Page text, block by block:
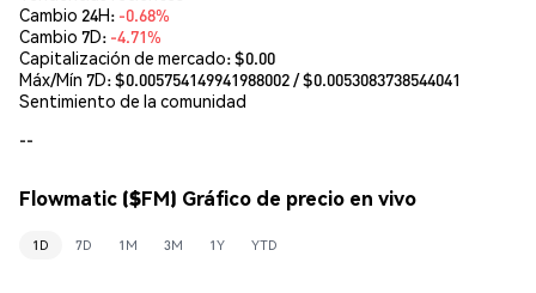
Cambio 24H: -0.68%
Cambio 7D: -4.71%
Capitalización de mercado:$0.00
Máx/Mín 7D: $0.005754149941988002/ $0.0053083738544041
Sentimiento de la comunidad
--
Flowmatic ($FM) Gráfico de precio en vivo
1D 7D 1M 3M 1Y YTD